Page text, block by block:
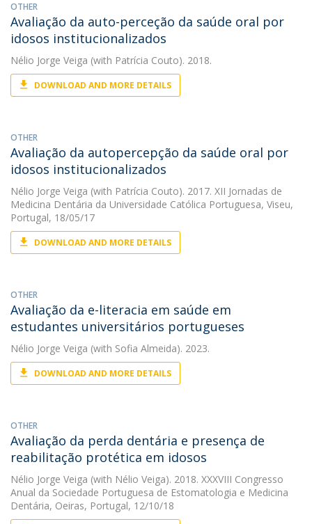
OTHER
Avaliação da auto-perceção da saúde oral por
idosos institucionalizados
Nélio Jorge Veiga (with Patrícia Couto). 2018.
DOWNLOAD AND MORE DETAILS
OTHER
Avaliação da autopercepção da saúde oral por
idosos institucionalizados
Nélio Jorge Veiga (with Patrícia Couto). 2017. XII Jornadas de
Medicina Dentária da Universidade Católica Portuguesa, Viseu,
Portugal, 18/05/17
DOWNLOAD AND MORE DETAILS
OTHER
Avaliação da e-literacia em saúde em
estudantes universitários portugueses
Nélio Jorge Veiga (with Sofia Almeida). 2023.
DOWNLOAD AND MORE DETAILS
OTHER
Avaliação da perda dentária e presença de
reabilitação protética em idosos
Nélio Jorge Veiga (with Nélio Veiga). 2018. XXXVIII Congresso
Anual da Sociedade Portuguesa de Estomatologia e Medicina
Dentária, Oeiras, Portugal, 12/10/18